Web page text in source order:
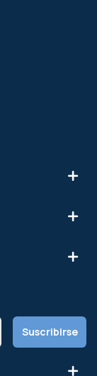
Suscribirse